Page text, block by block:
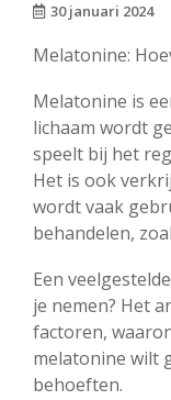
30 januari 2024
Melatonine:
Melatonine is
lichaam wordt
speelt bij het
Het is ook
wordt vaak
behandelen,
Een
je nemen? Het
factoren,
melatonine wilt
behoeften.